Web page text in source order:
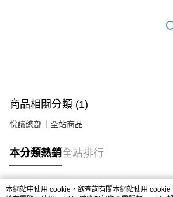
商品相關分類 (1)
悅讀總部｜全站商品
本分類熱銷全站排行
本網站中使用 cookie，欲查詢有關本網站使用